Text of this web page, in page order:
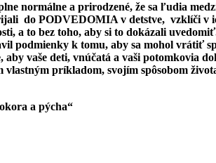
normálne a prirodzené, že sa ľudia
do PODVEDOMIA v detstve, vzklíči
a to bez toho, aby si to dokázali
podmienky k tomu, aby sa mohol vrátiť
vaše deti, vnúčatá a vaši potomkovia
príkladom, svojím spôsobom
a pýcha“